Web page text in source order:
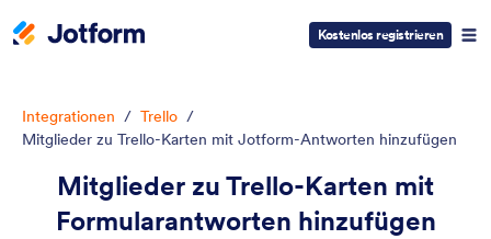
Kostenlos registrieren
Integrationen / Trello /
Mitglieder zu Trello-Karten mit Jotform-Antworten hinzufügen
Mitglieder zu Trello-Karten mit
Formularantworten hinzufügen